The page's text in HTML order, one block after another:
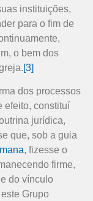
instituições,
para o fim de
o bem dos
[3]
dos processos
efeito, constituí
jurídica,
que, sob a guia
, fizesse o
firme,
do vínculo
Grupo